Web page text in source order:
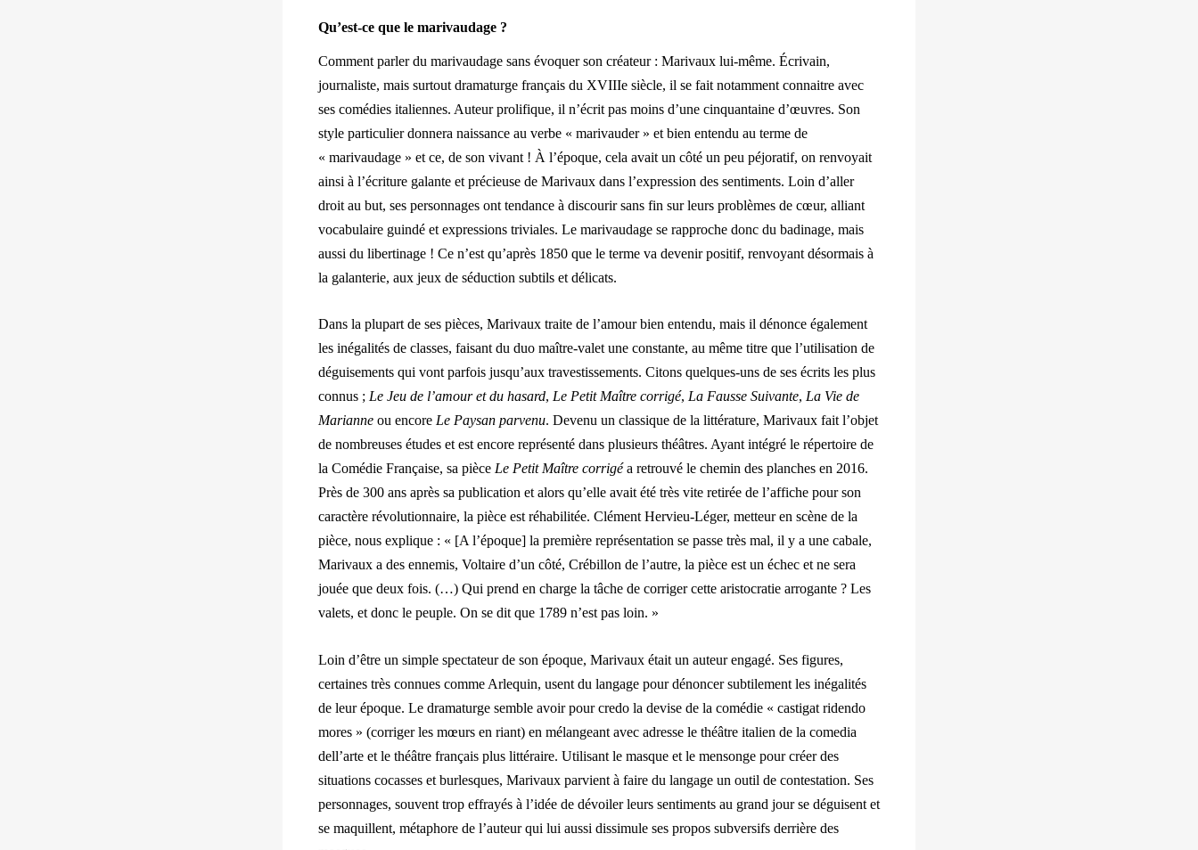
Qu’est-ce que le marivaudage ?
Comment parler du marivaudage sans évoquer son créateur : Marivaux lui-même. Écrivain,
journaliste, mais surtout dramaturge français du XVIIIe siècle, il se fait notamment connaitre avec
ses comédies italiennes. Auteur prolifique, il n’écrit pas moins d’une cinquantaine d’œuvres. Son
style particulier donnera naissance au verbe « marivauder » et bien entendu au terme de
« marivaudage » et ce, de son vivant ! À l’époque, cela avait un côté un peu péjoratif, on renvoyait
ainsi à l’écriture galante et précieuse de Marivaux dans l’expression des sentiments. Loin d’aller
droit au but, ses personnages ont tendance à discourir sans fin sur leurs problèmes de cœur, alliant
vocabulaire guindé et expressions triviales. Le marivaudage se rapproche donc du badinage, mais
aussi du libertinage ! Ce n’est qu’après 1850 que le terme va devenir positif, renvoyant désormais à
la galanterie, aux jeux de séduction subtils et délicats.
Dans la plupart de ses pièces, Marivaux traite de l’amour bien entendu, mais il dénonce également
les inégalités de classes, faisant du duo maître-valet une constante, au même titre que l’utilisation de
déguisements qui vont parfois jusqu’aux travestissements. Citons quelques-uns de ses écrits les plus
connus ; Le Jeu de l’amour et du hasard, Le Petit Maître corrigé, La Fausse Suivante, La Vie de
Marianne ou encore Le Paysan parvenu. Devenu un classique de la littérature, Marivaux fait l’objet
de nombreuses études et est encore représenté dans plusieurs théâtres. Ayant intégré le répertoire de
la Comédie Française, sa pièce Le Petit Maître corrigéa retrouvé le chemin des planches en 2016.
Près de 300 ans après sa publication et alors qu’elle avait été très vite retirée de l’affiche pour son
caractère révolutionnaire, la pièce est réhabilitée. Clément Hervieu-Léger, metteur en scène de la
pièce, nous explique : « [A l’époque] la première représentation se passe très mal, il y a une cabale,
Marivaux a des ennemis, Voltaire d’un côté, Crébillon de l’autre, la pièce est un échec et ne sera
jouée que deux fois. (…) Qui prend en charge la tâche de corriger cette aristocratie arrogante ? Les
valets, et donc le peuple. On se dit que 1789 n’est pas loin. »
Loin d’être un simple spectateur de son époque, Marivaux était un auteur engagé. Ses figures,
certaines très connues comme Arlequin, usent du langage pour dénoncer subtilement les inégalités
de leur époque. Le dramaturge semble avoir pour credo la devise de la comédie « castigat ridendo
mores » (corriger les mœurs en riant) en mélangeant avec adresse le théâtre italien de la comedia
dell’arte et le théâtre français plus littéraire. Utilisant le masque et le mensonge pour créer des
situations cocasses et burlesques, Marivaux parvient à faire du langage un outil de contestation. Ses
personnages, souvent trop effrayés à l’idée de dévoiler leurs sentiments au grand jour se déguisent et
se maquillent, métaphore de l’auteur qui lui aussi dissimule ses propos subversifs derrière des